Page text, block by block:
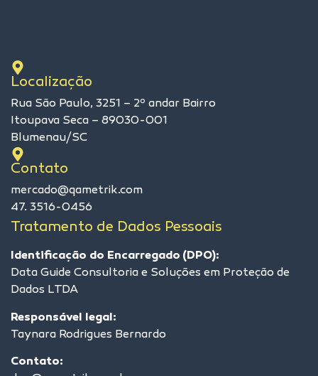
Localização
Rua São Paulo, 3251 – 2º andar Bairro
Itoupava Seca – 89030-001
Blumenau/SC
Contato
mercado@qametrik.com
47. 3516-0456
Tratamento de Dados Pessoais
Identificação do Encarregado (DPO):
Data Guide Consultoria e Soluções em Proteção de
Dados LTDA
Responsável legal:
Taynara Rodrigues Bernardo
Contato: